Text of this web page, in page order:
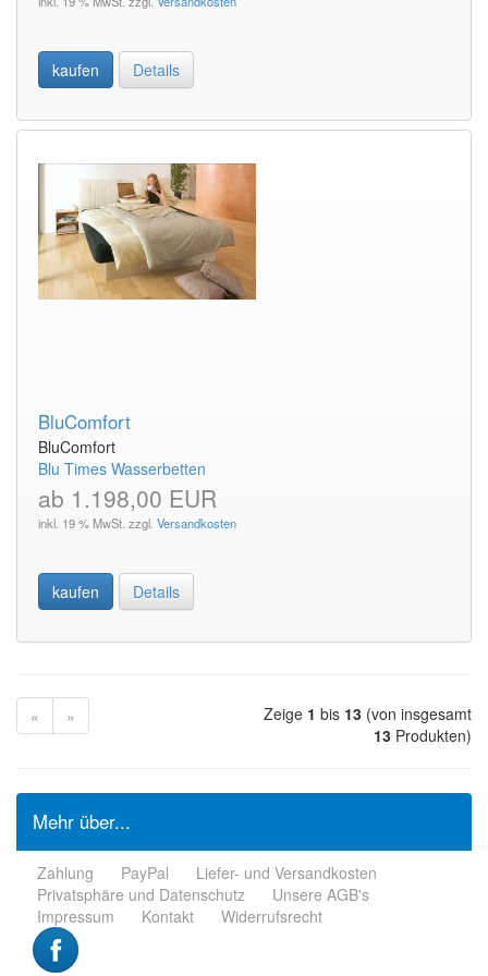
kaufen Details
BluComfort
BluComfort
Blu Times Wasserbetten
ab 1.198,00 EUR
inkl. 19 % MwSt. zzgl. Versandkosten
kaufen Details
« » Zeige 1 bis 13 (von insgesamt
13 Produkten)
Mehr über...
Zahlung PayPal
Liefer- und Versandkosten
Privatsphäre und Datenschutz
Unsere AGB's
Impressum
Kontakt Widerrufsrecht